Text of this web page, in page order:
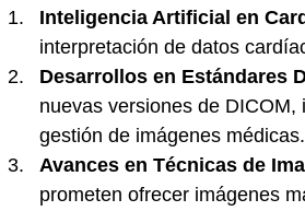
Inteligencia Artificial en
interpretación de datos
Desarrollos en Estándares
nuevas versiones de
gestión de imágenes médicas.
Avances en Técnicas de
prometen ofrecer imágenes